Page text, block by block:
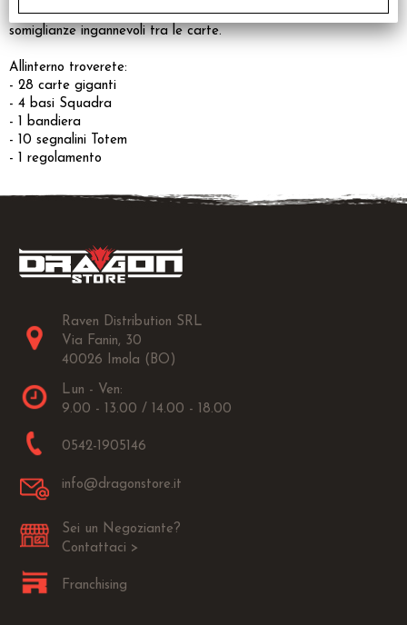
reagire velocemente, cercando di non confondersi con le
somiglianze ingannevoli tra le carte.
Allinterno troverete:
- 28 carte giganti
- 4 basi Squadra
- 1 bandiera
- 10 segnalini Totem
- 1 regolamento
Raven Distribution SRL
Via Fanin, 30
40026 Imola (BO)
Lun - Ven:
9.00 - 13.00 / 14.00 - 18.00
0542-1905146
info@dragonstore.it
Sei un Negoziante?
Contattaci >
Franchising